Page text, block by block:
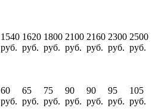
1540
руб.
1620
руб.
1800
руб.
2100
руб.
2160
руб.
2300
руб.
2500
руб.
60
руб.
65
руб.
75
руб.
90
руб.
90
руб.
95
руб.
105
руб.